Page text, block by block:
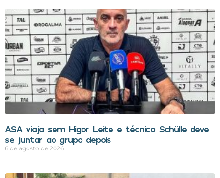
ASA viaja sem Higor Leite e técnico Schülle deve
se juntar ao grupo depois
6 de agosto de 2026